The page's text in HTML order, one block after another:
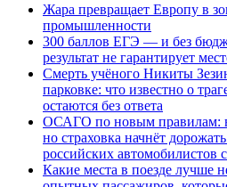
Жара превращает Европу в
промышленности
300 баллов ЕГЭ — и без
результат не гарантирует
Смерть учёного Никиты
парковке: что известно о
остаются без ответа
ОСАГО по новым правилам:
но страховка начнёт
российских автомобилистов с
Какие места в поезде лучше